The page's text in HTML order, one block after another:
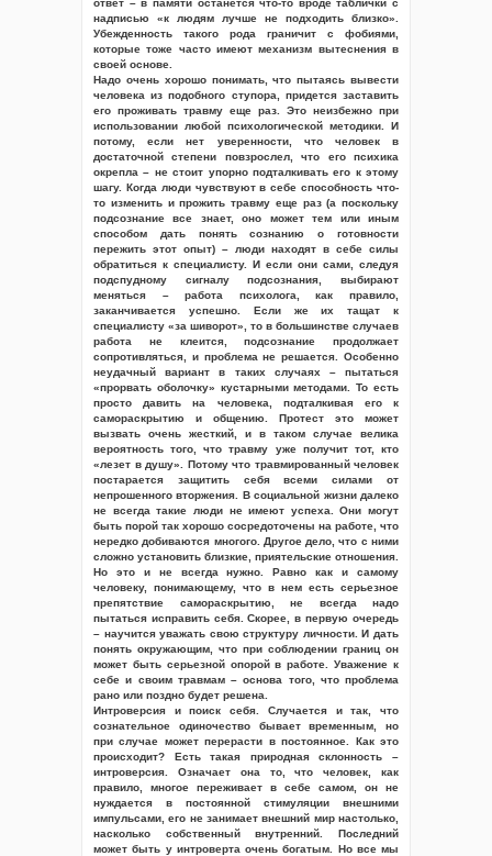
ответ – в памяти останется что-то вроде таблички с
надписью «к людям лучше не подходить близко».
Убежденность такого рода граничит с фобиями,
которые тоже часто имеют механизм вытеснения в
своей основе.
Надо очень хорошо понимать, что пытаясь вывести
человека из подобного ступора, придется заставить
его проживать травму еще раз. Это неизбежно при
использовании любой психологической методики. И
потому, если нет уверенности, что человек в
достаточной степени повзрослел, что его психика
окрепла – не стоит упорно подталкивать его к этому
шагу. Когда люди чувствуют в себе способность что-
то изменить и прожить травму еще раз (а поскольку
подсознание все знает, оно может тем или иным
способом дать понять сознанию о готовности
пережить этот опыт) – люди находят в себе силы
обратиться к специалисту. И если они сами, следуя
подспудному сигналу подсознания, выбирают
меняться – работа психолога, как правило,
заканчивается успешно. Если же их тащат к
специалисту «за шиворот», то в большинстве случаев
работа не клеится, подсознание продолжает
сопротивляться, и проблема не решается. Особенно
неудачный вариант в таких случаях – пытаться
«прорвать оболочку» кустарными методами. То есть
просто давить на человека, подталкивая его к
самораскрытию и общению. Протест это может
вызвать очень жесткий, и в таком случае велика
вероятность того, что травму уже получит тот, кто
«лезет в душу». Потому что травмированный человек
постарается защитить себя всеми силами от
непрошенного вторжения. В социальной жизни далеко
не всегда такие люди не имеют успеха. Они могут
быть порой так хорошо сосредоточены на работе, что
нередко добиваются многого. Другое дело, что с ними
сложно установить близкие, приятельские отношения.
Но это и не всегда нужно. Равно как и самому
человеку, понимающему, что в нем есть серьезное
препятствие самораскрытию, не всегда надо
пытаться исправить себя. Скорее, в первую очередь
– научится уважать свою структуру личности. И дать
понять окружающим, что при соблюдении границ он
может быть серьезной опорой в работе. Уважение к
себе и своим травмам – основа того, что проблема
рано или поздно будет решена.
Интроверсия и поиск себя. Случается и так, что
сознательное одиночество бывает временным, но
при случае может перерасти в постоянное. Как это
происходит? Есть такая природная склонность –
интроверсия. Означает она то, что человек, как
правило, многое переживает в себе самом, он не
нуждается в постоянной стимуляции внешними
импульсами, его не занимает внешний мир настолько,
насколько собственный внутренний. Последний
может быть у интроверта очень богатым. Но все мы